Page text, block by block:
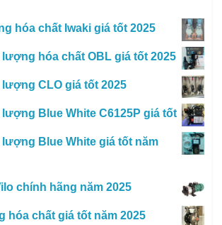
hóa chất Iwaki giá tốt 2025
lượng hóa chất OBL giá tốt 2025
CLO giá tốt 2025
Blue White C6125P giá tốt
lượng Blue White giá tốt năm
chính hãng năm 2025
hóa chất giá tốt năm 2025